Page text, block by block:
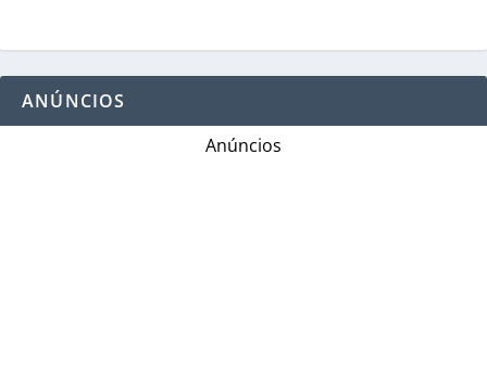
ANÚNCIOS
Anúncios